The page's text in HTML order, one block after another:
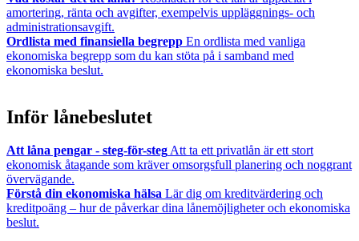
amortering, ränta och avgifter, exempelvis uppläggnings- och
administrationsavgift.
Ordlista med finansiella begrepp En ordlista med vanliga
ekonomiska begrepp som du kan stöta på i samband med
ekonomiska beslut.
Inför lånebeslutet
Att låna pengar - steg-för-stegAtt ta ett privatlån är ett stort
ekonomisk åtagande som kräver omsorgsfull planering och noggrant
övervägande.
Förstå din ekonomiska hälsa Lär dig om kreditvärdering och
kreditpoäng – hur de påverkar dina lånemöjligheter och ekonomiska
beslut.